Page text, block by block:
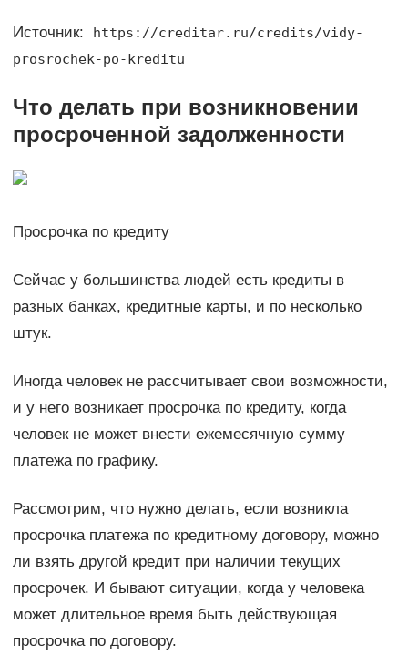
Источник:
https://creditar.ru/credits/vidy-
prosrochek-po-kreditu
Что делать при возникновении
просроченной задолженности
Просрочка по кредиту
Сейчас у большинства людей есть кредиты в
разных банках, кредитные карты, и по несколько
штук.
Иногда человек не рассчитывает свои возможности,
и у него возникает просрочка по кредиту, когда
человек не может внести ежемесячную сумму
платежа по графику.
Рассмотрим, что нужно делать, если возникла
просрочка платежа по кредитному договору, можно
ли взять другой кредит при наличии текущих
просрочек. И бывают ситуации, когда у человека
может длительное время быть действующая
просрочка по договору.